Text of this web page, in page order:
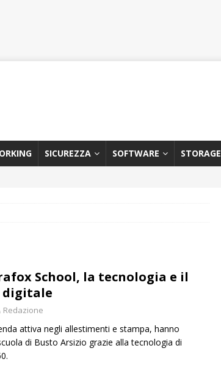
SICUREZZA SOFTWARE STORAGE
School, la tecnologia e il
digitale
Redazione
attiva negli allestimenti e stampa, hanno
di Busto Arsizio grazie alla tecnologia di